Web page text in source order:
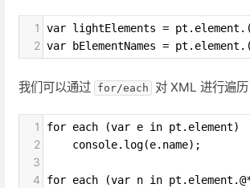
1 var lightElements =
2 var bElementNames =
我们可以通过 for/each 对 XML 进行遍历
1 for each (var e in pt.element)
2
    console.log(e.name);
3
4
for each (var n in